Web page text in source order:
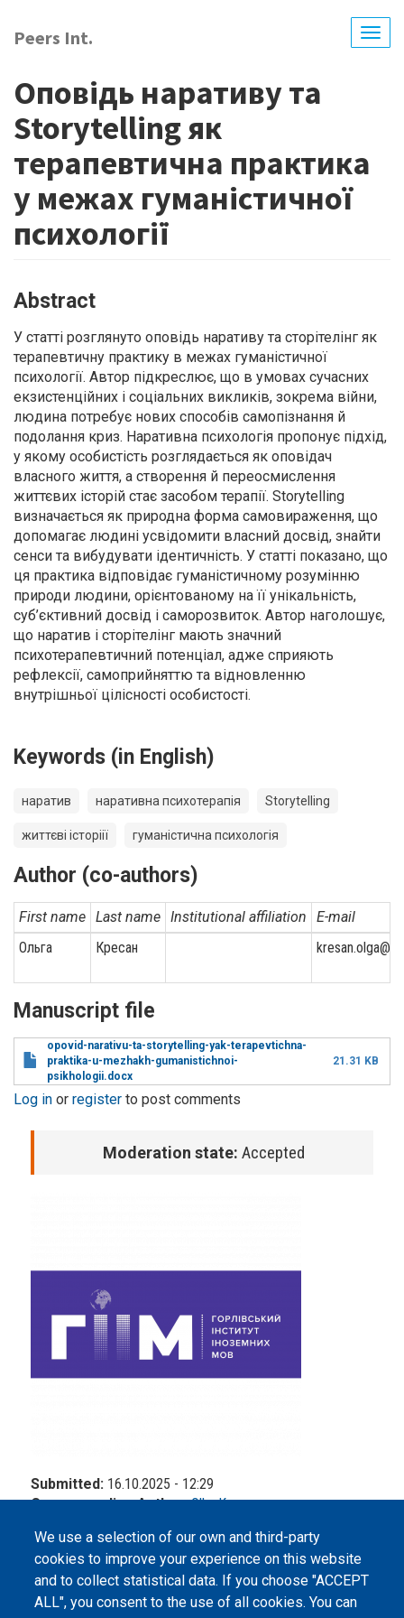
main
Peers Int.
Оповідь наративу та
Storytelling як
терапевтична практика
у межах гуманістичної
психології
Abstract
У статті розглянуто оповідь наративу та сторітелінг як
терапевтичну практику в межах гуманістичної
психології. Автор підкреслює, що в умовах сучасних
екзистенційних і соціальних викликів, зокрема війни,
людина потребує нових способів самопізнання й
подолання криз. Наративна психологія пропонує підхід,
у якому особистість розглядається як оповідач
власного життя, а створення й переосмислення
життєвих історій стає засобом терапії. Storytelling
визначається як природна форма самовираження, що
допомагає людині усвідомити власний досвід, знайти
сенси та вибудувати ідентичність. У статті показано, що
ця практика відповідає гуманістичному розумінню
природи людини, орієнтованому на її унікальність,
суб’єктивний досвід і саморозвиток. Автор наголошує,
що наратив і сторітелінг мають значний
психотерапевтичний потенціал, адже сприяють
рефлексії, самоприйняттю та відновленню
внутрішньої цілісності особистості.
Keywords (in English)
наратив наративна психотерапія Storytelling
життєві історіії гуманістична психологія
Author (co-authors)
First name Last name Institutional affiliation
E-mail
Ольга
Кресан
Manuscript file
opovid-narativu-ta-storytelling-yak-terapevtichna-
praktika-u-mezhakh-gumanistichnoi-
psikhologii.docx
21.31 KB
Log in or register to post comments
Moderation state: Accepted
Submitted: 16.10.2025 - 12:29
Corresponding Author:Olha Kresan
We use a selection of our own and third-party
cookies to improve your experience on this website
and to collect statistical data. If you choose "ACCEPT
ALL", you consent to the use of all cookies. You can